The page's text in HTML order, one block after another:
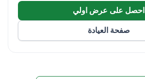
احصل على عرض اولي
صفحة العيادة